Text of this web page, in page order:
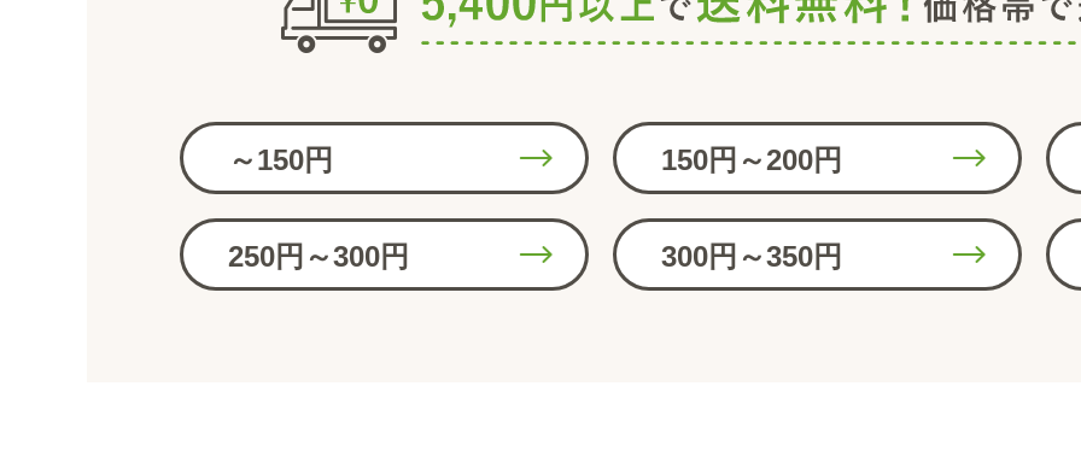
～150円 150円～200円
250円～300円 300円～350円